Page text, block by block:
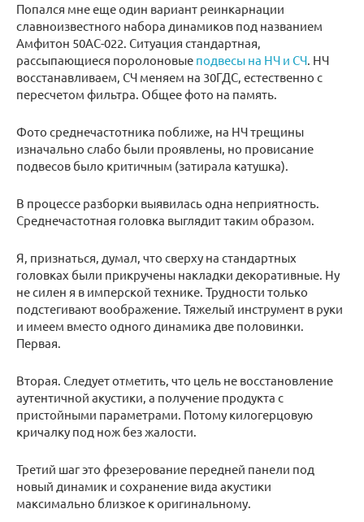
Попался мне еще один вариант реинкарнации
славноизвестного набора динамиков под названием
Амфитон 50АС-022. Ситуация стандартная,
рассыпающиеся поролоновые подвесы на НЧ и СЧ. НЧ
восстанавливаем, СЧ меняем на 30ГДС, естественно с
пересчетом фильтра. Общее фото на память.
Фото среднечастотника поближе, на НЧ трещины
изначально слабо были проявлены, но провисание
подвесов было критичным (затирала катушка).
В процессе разборки выявилась одна неприятность.
Среднечастотная головка выглядит таким образом.
Я, признаться, думал, что сверху на стандартных
головках были прикручены накладки декоративные. Ну
не силен я в имперской технике. Трудности только
подстегивают воображение. Тяжелый инструмент в руки
и имеем вместо одного динамика две половинки.
Первая.
Вторая. Следует отметить, что цель не восстановление
аутентичной акустики, а получение продукта с
пристойными параметрами. Потому килогерцовую
кричалку под нож без жалости.
Третий шаг это фрезерование передней панели под
новый динамик и сохранение вида акустики
максимально близкое к оригинальному.